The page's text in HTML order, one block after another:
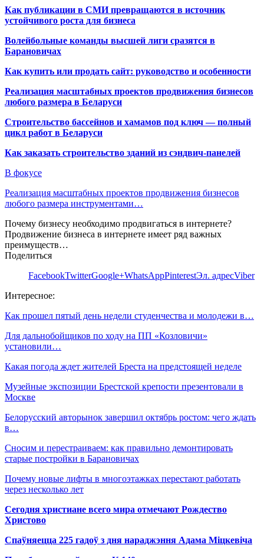
Как публикации в СМИ превращаются в источник
устойчивого роста для бизнеса
Волейбольные команды высшей лиги сразятся в
Барановичах
Как купить или продать сайт: руководство и особенности
Реализация масштабных проектов продвижения бизнесов
любого размера в Беларуси
Строительство бассейнов и хамамов под ключ — полный
цикл работ в Беларуси
Как заказать строительство зданий из сэндвич-панелей
В фокусе
Реализация масштабных проектов продвижения бизнесов
любого размера инструментами…
Почему бизнесу необходимо продвигаться в интернете?
Продвижение бизнеса в интернете имеет ряд важных
преимуществ…
Поделиться
FacebookTwitterGoogle+WhatsAppPinterestЭл. адресViber
Интересное:
Как прошел пятый день недели студенчества и молодежи в…
Для дальнобойщиков по ходу на ПП «Козловичи»
установили…
Какая погода ждет жителей Бреста на предстоящей неделе
Музейные экспозиции Брестской крепости презентовали в
Москве
Белорусский авторынок завершил октябрь ростом: чего ждать
в…
Сносим и перестраиваем: как правильно демонтировать
старые постройки в Барановичах
Почему новые лифты в многоэтажках перестают работать
через несколько лет
Сегодня христиане всего мира отмечают Рождество
Христово
Спаўняецца 225 гадоў з дня нараджэння Адама Міцкевіча